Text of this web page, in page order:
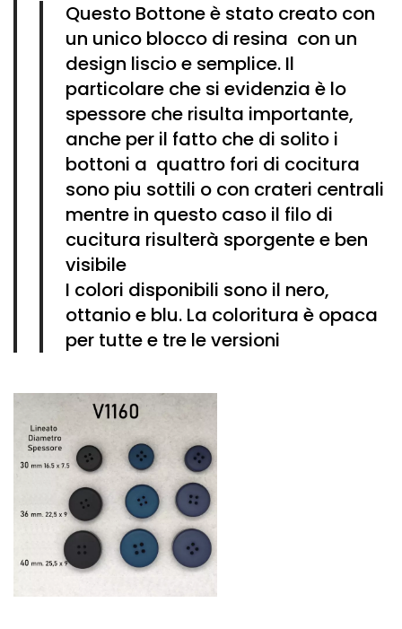
Canovacci Completi di Filati e Ago (24)
Sciarpe (8)
Set di Bottoni Vintage (77)
Swarovski (2)
Vintage (165)
Questo Bottone è stato creato con
un unico blocco di resina con un
design liscio e semplice. Il
particolare che si evidenzia è lo
spessore che risulta importante,
anche per il fatto che di solito i
bottoni a quattro fori di cocitura
sono piu sottili o con crateri centrali
mentre in questo caso il filo di
cucitura risulterà sporgente e ben
visibile
I colori disponibili sono il nero,
ottanio e blu. La coloritura è opaca
per tutte e tre le versioni